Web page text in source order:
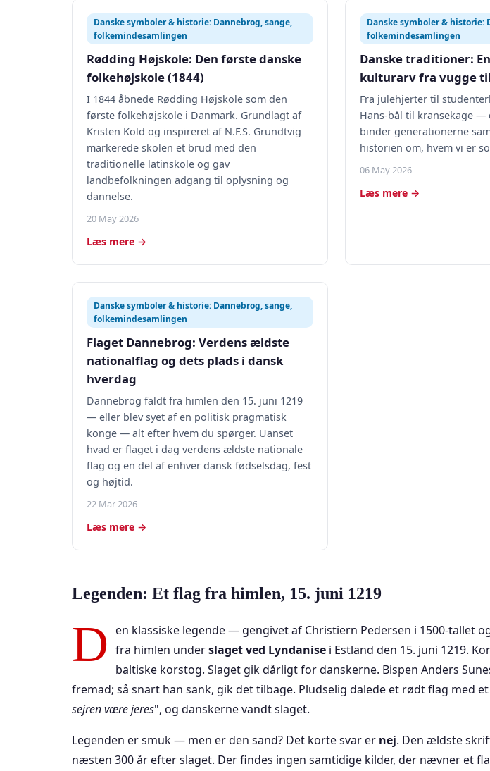
Danske symboler & historie: Dannebrog, sange,
folkemindesamlingen
Rødding Højskole: Den første danske
folkehøjskole (1844)
I 1844 åbnede Rødding Højskole som den
første folkehøjskole i Danmark. Grundlagt af
Kristen Kold og inspireret af N.F.S. Grundtvig
markerede skolen et brud med den
traditionelle latinskole og gav
landbefolkningen adgang til oplysning og
dannelse.
20 May 2026
Læs mere →
Danske symboler & historie:
folkemindesamlingen
Danske traditioner:
kulturarv fra vugge
Fra julehjerter til
Hans-bål til kransekage
binder generationerne
historien om, hvem vi er
06 May 2026
Læs mere →
Danske symboler & historie: Dannebrog, sange,
folkemindesamlingen
Flaget Dannebrog: Verdens ældste
nationalflag og dets plads i dansk
hverdag
Dannebrog faldt fra himlen den 15. juni 1219
— eller blev syet af en politisk pragmatisk
konge — alt efter hvem du spørger. Uanset
hvad er flaget i dag verdens ældste nationale
flag og en del af enhver dansk fødselsdag, fest
og højtid.
22 Mar 2026
Læs mere →
Legenden: Et flag fra himlen, 15. juni 1219
D en klassiske legende — gengivet af Christiern Pedersen i 1500-tallet
fra himlen underslaget ved Lyndanise i Estland den 15. juni 1219.
baltiske korstog. Slaget gik dårligt for danskerne. Bispen Anders
fremad; så snart han sank, gik det tilbage. Pludselig dalede et rødt flag med
sejren være jeres", og danskerne vandt slaget.
Legenden er smuk — men er den sand? Det korte svar er nej. Den ældste
næsten 300 år efter slaget. Der findes ingen samtidige kilder, der nævner et